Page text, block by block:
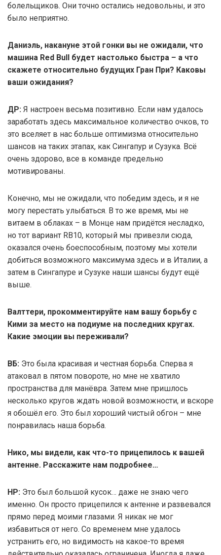
болельщиков. Они точно остались недовольны, и это
было неприятно.
Даниэль, накануне этой гонки вы не ожидали, что
машина Red Bull будет настолько быстра – а что
скажете относительно будущих Гран При? Каковы
ваши ожидания?
ДР: Я настроен весьма позитивно. Если нам удалось
заработать здесь максимальное количество очков, то
это вселяет в нас больше оптимизма относительно
шансов на таких этапах, как Сингапур и Сузука. Всё
очень здорово, все в команде предельно
мотивированы.
Конечно, мы не ожидали, что победим здесь, и я не
могу перестать улыбаться. В то же время, мы не
витаем в облаках – в Монце нам придётся несладко,
но тот вариант RB10, который мы привезли сюда,
оказался очень боеспособным, поэтому мы хотели
добиться возможного максимума здесь и в Италии, а
затем в Сингапуре и Сузуке наши шансы будут ещё
выше.
Валттери, прокомментируйте нам вашу борьбу с
Кими за место на подиуме на последних кругах.
Какие эмоции вы переживали?
ВБ: Это была красивая и честная борьба. Сперва я
атаковал в пятом повороте, но мне не хватило
пространства для манёвра. Затем мне пришлось
несколько кругов ждать новой возможности, и вскоре
я обошёл его. Это был хороший чистый обгон – мне
понравилась наша борьба.
Нико, мы видели, как что-то прицепилось к вашей
антенне. Расскажите нам подробнее…
НР: Это был большой кусок… даже не знаю чего
именно. Он просто прицепился к антенне и развевался
прямо перед моими глазами. Я никак не мог
избавиться от него. Со временем мне удалось
устранить его, но видимость на какое-то время